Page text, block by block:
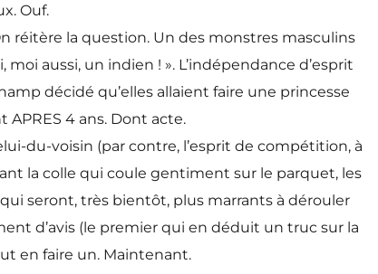
Ouf.
réitère la question. Un des monstres masculins
aussi, un indien ! ». L’indépendance d’esprit
décidé qu’elles allaient faire une princesse
4 ans. Dont acte.
du-voisin (par contre, l’esprit de compétition, à
la colle qui coule gentiment sur le parquet, les
seront, très bientôt, plus marrants à dérouler
d’avis (le premier qui en déduit un truc sur la
en faire un. Maintenant.